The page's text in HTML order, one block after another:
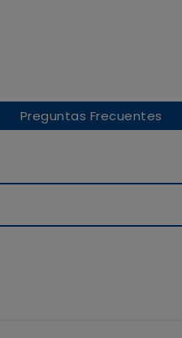
Preguntas Frecuentes